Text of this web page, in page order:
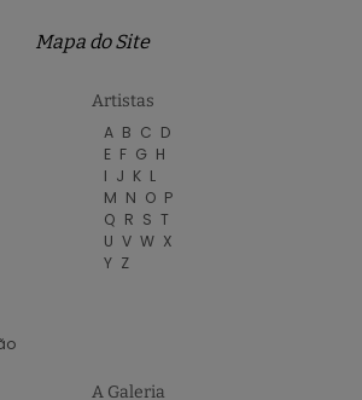
Mapa do Site
Artistas
A B C D
E F G H
I J K L
M N O P
Q R S T
U V W X
Y Z
A Galeria